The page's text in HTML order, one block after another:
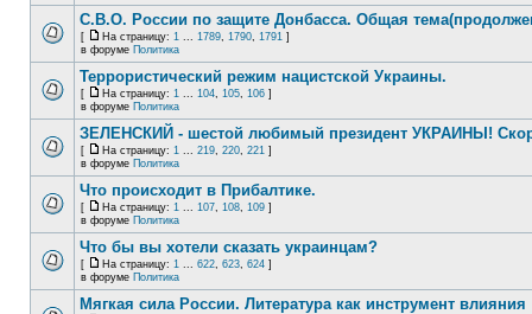
С.В.О. России по защите Донбасса. Общая
[ На страницу: 1 ... 1789, 1790, 1791 ]
в форуме Политика
Террористический режим нацистской Украины.
[ На страницу: 1 ... 104, 105, 106 ]
в форуме Политика
ЗЕЛЕНСКИЙ - шестой любимый президент УКРАИНЫ!
[ На страницу: 1 ... 219, 220, 221 ]
в форуме Политика
Что происходит в Прибалтике.
[ На страницу: 1 ... 107, 108, 109 ]
в форуме Политика
Что бы вы хотели сказать украинцам?
[ На страницу: 1 ... 622, 623, 624 ]
в форуме Политика
Мягкая сила России. Литература как инструмент влияния